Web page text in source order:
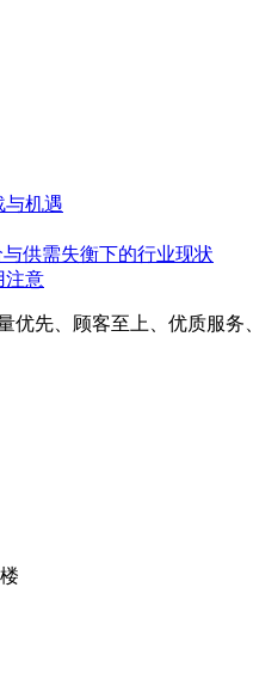
与机遇
供需失衡下的行业现状
注意
优先、顾客至上、优质服